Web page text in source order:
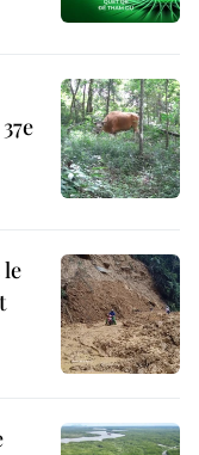
le